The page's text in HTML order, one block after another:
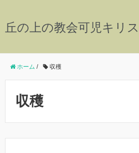
丘の上の教会可児キリ
ホーム / 収穫
収穫